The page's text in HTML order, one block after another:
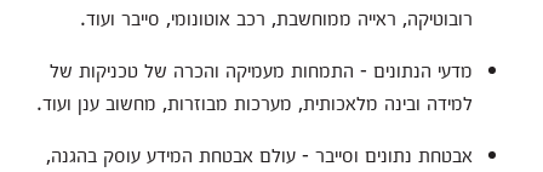
רובוטיקה, ראייה ממוחשבת, רכב אוטונומי, סייבר ועוד.
מדעי הנתונים - התמחות מעמיקה והכרה של טכניקות של
למידה ובינה מלאכותית, מערכות מבוזרות, מחשוב ענן ועוד.
אבטחת נתונים וסייבר - עולם אבטחת המידע עוסק בהגנה,